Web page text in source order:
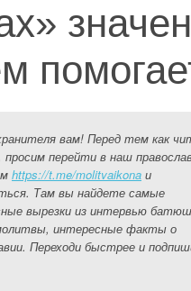
вам! Перед тем как
перейти в наш
https://t.me/molitvaikona и
Там вы найдете самые
вырезки из интервью
интересные факты о
Переходи быстрее и